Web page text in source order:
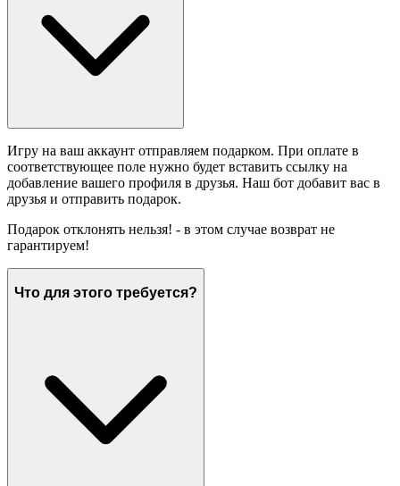
Игру на ваш аккаунт отправляем подарком. При оплате в
соответствующее поле нужно будет вставить ссылку на
добавление вашего профиля в друзья. Наш бот добавит вас в
друзья и отправить подарок.
Подарок отклонять нельзя! - в этом случае возврат не
гарантируем!
Что для этого требуется?